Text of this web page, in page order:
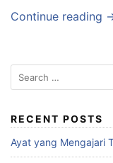
Continue reading
Search
for:
RECENT POSTS
Ayat yang Mengajari